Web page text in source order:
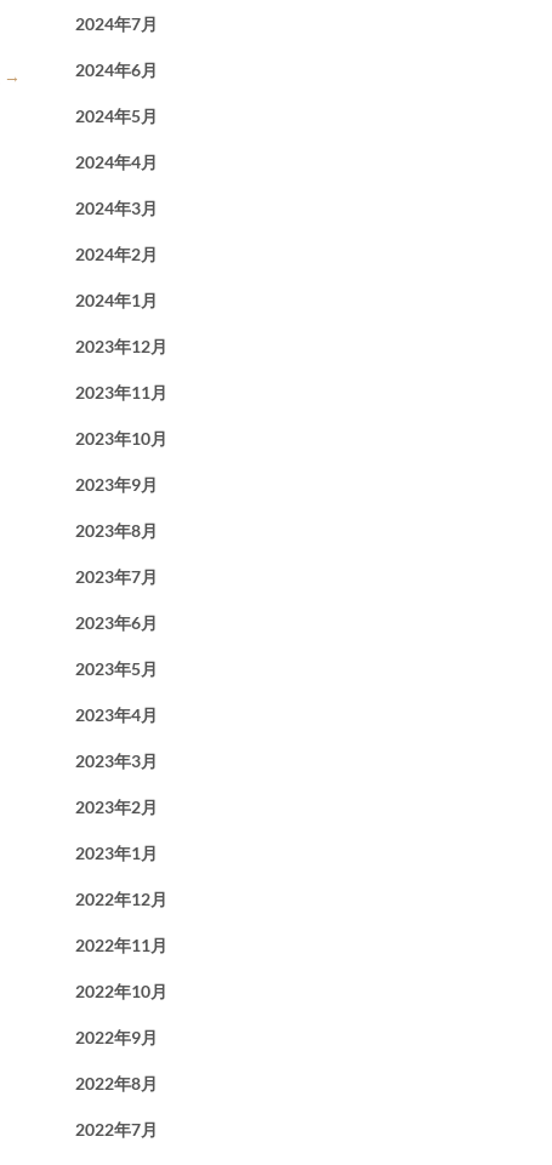
→
2024年7月
2024年6月
2024年5月
2024年4月
2024年3月
2024年2月
2024年1月
2023年12月
2023年11月
2023年10月
2023年9月
2023年8月
2023年7月
2023年6月
2023年5月
2023年4月
2023年3月
2023年2月
2023年1月
2022年12月
2022年11月
2022年10月
2022年9月
2022年8月
2022年7月